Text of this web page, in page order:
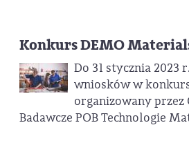
Konkurs DEMO
Do 31 stycznia 2023
wniosków w
organizowany przez
Badawcze POB Technologie